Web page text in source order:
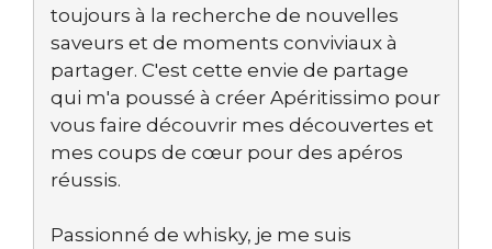
toujours à la recherche de nouvelles
saveurs et de moments conviviaux à
partager. C'est cette envie de partage
qui m'a poussé à créer Apéritissimo pour
vous faire découvrir mes découvertes et
mes coups de cœur pour des apéros
réussis.
Passionné de whisky, je me suis